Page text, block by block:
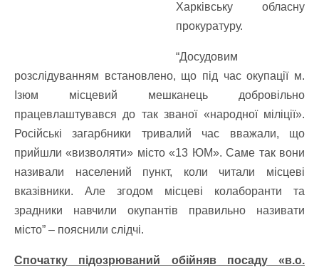
Харківську обласну
прокуратуру.
“Досудовим
розслідуванням встановлено, що під час окупації м.
Ізюм місцевий мешканець добровільно
працевлаштувався до так званої «народної міліції».
Російські загарбники тривалий час вважали, що
прийшли «визволяти» місто «13 ЮМ». Саме так вони
називали населений пункт, коли читали місцеві
вказівники. Але згодом місцеві колаборанти та
зрадники навчили окупантів правильно називати
місто” – пояснили слідчі.
Спочатку підозрюваний обійняв посаду «в.о.